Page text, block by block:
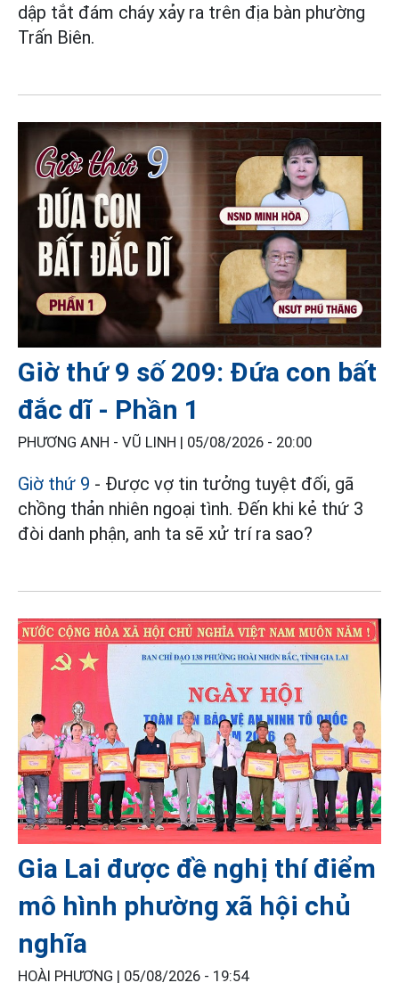
dập tắt đám cháy xảy ra trên địa bàn phường
Trấn Biên.
Giờ thứ 9 số 209: Đứa con bất
đắc dĩ - Phần 1
PHƯƠNG ANH - VŨ LINH | 05/08/2026 - 20:00
Giờ thứ 9 - Được vợ tin tưởng tuyệt đối, gã
chồng thản nhiên ngoại tình. Đến khi kẻ thứ 3
đòi danh phận, anh ta sẽ xử trí ra sao?
Gia Lai được đề nghị thí điểm
mô hình phường xã hội chủ
nghĩa
HOÀI PHƯƠNG | 05/08/2026 - 19:54